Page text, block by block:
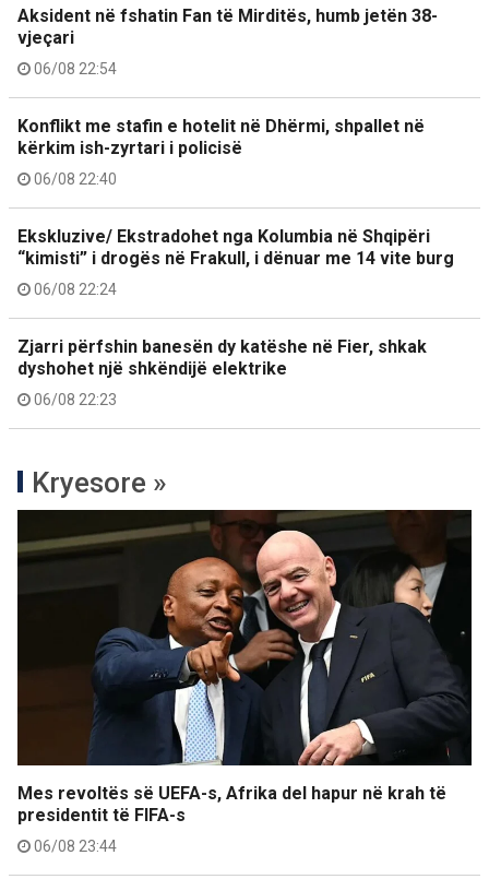
Aksident në fshatin Fan të Mirditës, humb jetën 38-
vjeçari
06/08 22:54
Konflikt me stafin e hotelit në Dhërmi, shpallet në
kërkim ish-zyrtari i policisë
06/08 22:40
Ekskluzive/ Ekstradohet nga Kolumbia në Shqipëri
“kimisti” i drogës në Frakull, i dënuar me 14 vite burg
06/08 22:24
Zjarri përfshin banesën dy katëshe në Fier, shkak
dyshohet një shkëndijë elektrike
06/08 22:23
Kryesore »
Mes revoltës së UEFA-s, Afrika del hapur në krah të
presidentit të FIFA-s
06/08 23:44